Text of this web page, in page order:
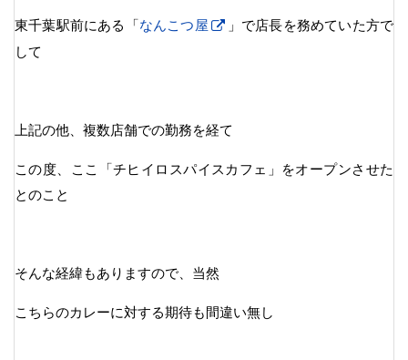
東千葉駅前にある「なんこつ屋
」で店長を務めていた方で
して
上記の他、複数店舗での勤務を経て
この度、ここ「チヒイロスパイスカフェ」をオープンさせた
とのこと
そんな経緯もありますので、当然
こちらのカレーに対する期待も間違い無し